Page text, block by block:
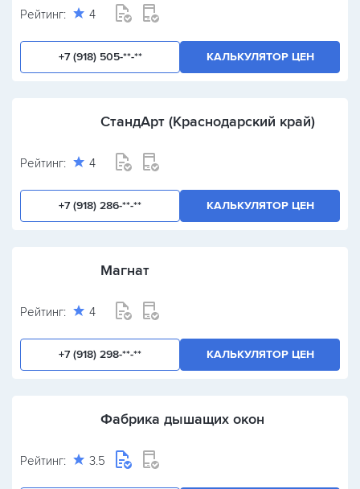
Рейтинг: 4
+7 (918) 505-**-** КАЛЬКУЛЯТОР ЦЕН
СтандАрт (Краснодарский край)
Рейтинг: 4
+7 (918) 286-**-** КАЛЬКУЛЯТОР ЦЕН
Магнат
Рейтинг: 4
+7 (918) 298-**-** КАЛЬКУЛЯТОР ЦЕН
Фабрика дышащих окон
Рейтинг: 3.5